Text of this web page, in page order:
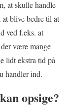
at skulle handle
blive bedre til at
ved f.eks. at
være mange
lidt ekstra tid på
handler ind.
opsige?